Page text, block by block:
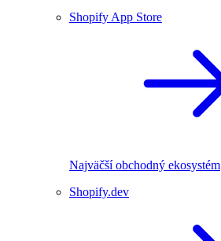
Shopify App Store
Najväčší obchodný ekosystém
Shopify.dev